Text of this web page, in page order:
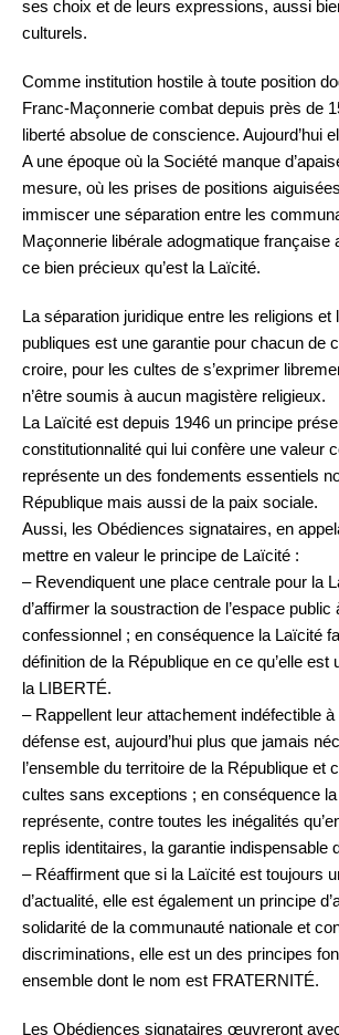
ses choix et de leurs expressions, aussi
culturels.
Comme institution hostile à toute position
Franc-Maçonnerie combat depuis près de
liberté absolue de conscience. Aujourd’hui
A une époque où la Société manque
mesure, où les prises de positions aiguisées
immiscer une séparation entre les
Maçonnerie libérale adogmatique française
ce bien précieux qu’est la Laïcité.
La séparation juridique entre les religions et
publiques est une garantie pour chacun de
croire, pour les cultes de s’exprimer
n’être soumis à aucun magistère religieux.
La Laïcité est depuis 1946 un principe
constitutionnalité qui lui confère une valeur
représente un des fondements essentiels
République mais aussi de la paix sociale.
Aussi, les Obédiences signataires, en
mettre en valeur le principe de Laïcité :
– Revendiquent une place centrale pour la
d’affirmer la soustraction de l’espace public
confessionnel ; en conséquence la Laïcité
définition de la République en ce qu’elle est
la LIBERTÉ.
– Rappellent leur attachement indéfectible à
défense est, aujourd’hui plus que jamais
l’ensemble du territoire de la République et
cultes sans exceptions ; en conséquence la
représente, contre toutes les inégalités
replis identitaires, la garantie indispensable
– Réaffirment que si la Laïcité est toujours
d’actualité, elle est également un principe
solidarité de la communauté nationale et
discriminations, elle est un des principes
ensemble dont le nom est FRATERNITÉ.
Les Obédiences signataires œuvreront